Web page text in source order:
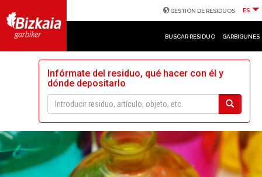
GESTIÓN DE RESIDUOS ES
BUSCAR RESIDUO GARBIGUNES
Infórmate del residuo, qué hacer con él y
dónde depositarlo